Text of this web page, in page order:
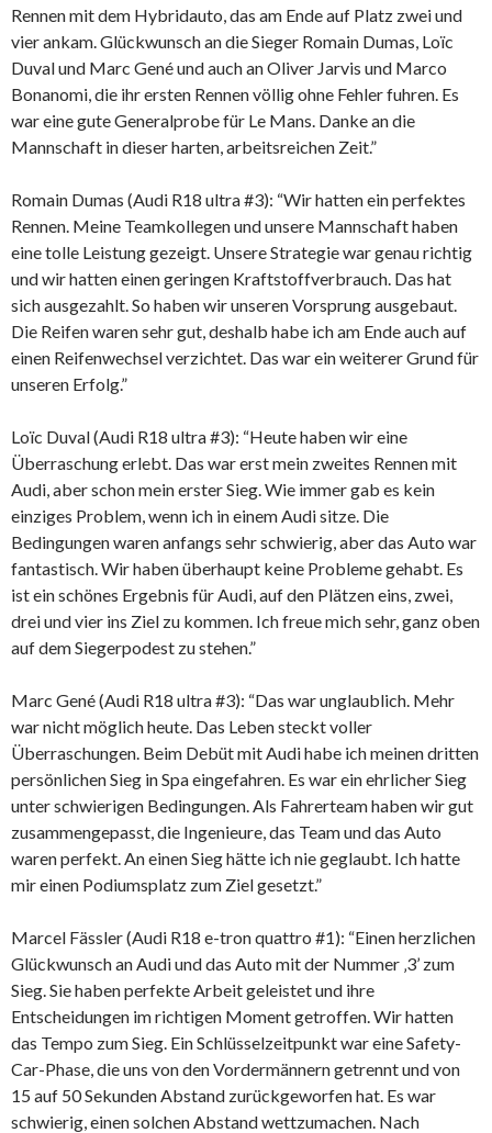
Rennen mit dem Hybridauto, das am Ende auf Platz zwei und
vier ankam. Glückwunsch an die Sieger Romain Dumas, Loïc
Duval und Marc Gené und auch an Oliver Jarvis und Marco
Bonanomi, die ihr ersten Rennen völlig ohne Fehler fuhren. Es
war eine gute Generalprobe für Le Mans. Danke an die
Mannschaft in dieser harten, arbeitsreichen Zeit.”
Romain Dumas (Audi R18 ultra #3): “Wir hatten ein perfektes
Rennen. Meine Teamkollegen und unsere Mannschaft haben
eine tolle Leistung gezeigt. Unsere Strategie war genau richtig
und wir hatten einen geringen Kraftstoffverbrauch. Das hat
sich ausgezahlt. So haben wir unseren Vorsprung ausgebaut.
Die Reifen waren sehr gut, deshalb habe ich am Ende auch auf
einen Reifenwechsel verzichtet. Das war ein weiterer Grund für
unseren Erfolg.”
Loïc Duval (Audi R18 ultra #3): “Heute haben wir eine
Überraschung erlebt. Das war erst mein zweites Rennen mit
Audi, aber schon mein erster Sieg. Wie immer gab es kein
einziges Problem, wenn ich in einem Audi sitze. Die
Bedingungen waren anfangs sehr schwierig, aber das Auto war
fantastisch. Wir haben überhaupt keine Probleme gehabt. Es
ist ein schönes Ergebnis für Audi, auf den Plätzen eins, zwei,
drei und vier ins Ziel zu kommen. Ich freue mich sehr, ganz oben
auf dem Siegerpodest zu stehen.”
Marc Gené (Audi R18 ultra #3): “Das war unglaublich. Mehr
war nicht möglich heute. Das Leben steckt voller
Überraschungen. Beim Debüt mit Audi habe ich meinen dritten
persönlichen Sieg in Spa eingefahren. Es war ein ehrlicher Sieg
unter schwierigen Bedingungen. Als Fahrerteam haben wir gut
zusammengepasst, die Ingenieure, das Team und das Auto
waren perfekt. An einen Sieg hätte ich nie geglaubt. Ich hatte
mir einen Podiumsplatz zum Ziel gesetzt.”
Marcel Fässler (Audi R18 e-tron quattro #1): “Einen herzlichen
Glückwunsch an Audi und das Auto mit der Nummer ‚3’ zum
Sieg. Sie haben perfekte Arbeit geleistet und ihre
Entscheidungen im richtigen Moment getroffen. Wir hatten
das Tempo zum Sieg. Ein Schlüsselzeitpunkt war eine Safety-
Car-Phase, die uns von den Vordermännern getrennt und von
15 auf 50 Sekunden Abstand zurückgeworfen hat. Es war
schwierig, einen solchen Abstand wettzumachen. Nach